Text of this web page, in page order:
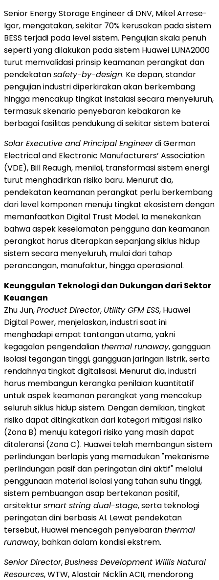
Senior Energy Storage Engineer di DNV, Mikel Arrese-
Igor, mengatakan, sekitar 70% kerusakan pada sistem
BESS terjadi pada level sistem. Pengujian skala penuh
seperti yang dilakukan pada sistem Huawei LUNA2000
turut memvalidasi prinsip keamanan perangkat dan
pendekatansafety-by-design. Ke depan, standar
pengujian industri diperkirakan akan berkembang
hingga mencakup tingkat instalasi secara menyeluruh,
termasuk skenario penyebaran kebakaran ke
berbagai fasilitas pendukung di sekitar sistem baterai.
Solar Executive and Principal Engineerdi German
Electrical and Electronic Manufacturers’ Association
(VDE), Bill Reaugh, menilai, transformasi sistem energi
turut menghadirkan risiko baru. Menurut dia,
pendekatan keamanan perangkat perlu berkembang
dari level komponen menuju tingkat ekosistem dengan
memanfaatkan Digital Trust Model. Ia menekankan
bahwa aspek keselamatan pengguna dan keamanan
perangkat harus diterapkan sepanjang siklus hidup
sistem secara menyeluruh, mulai dari tahap
perancangan, manufaktur, hingga operasional.
Keunggulan Teknologi dan Dukungan dari Sektor
Keuangan
Zhu Jun,Product Director, Utility GFM ESS, Huawei
Digital Power, menjelaskan, industri saat ini
menghadapi empat tantangan utama, yakni
kegagalan pengendalian thermal runaway, gangguan
isolasi tegangan tinggi, gangguan jaringan listrik, serta
rendahnya tingkat digitalisasi. Menurut dia, industri
harus membangun kerangka penilaian kuantitatif
untuk aspek keamanan perangkat yang mencakup
seluruh siklus hidup sistem. Dengan demikian, tingkat
risiko dapat ditingkatkan dari kategori mitigasi risiko
(Zona B) menuju kategori risiko yang masih dapat
ditoleransi (Zona C). Huawei telah membangun sistem
perlindungan berlapis yang memadukan "mekanisme
perlindungan pasif dan peringatan dini aktif" melalui
penggunaan material isolasi yang tahan suhu tinggi,
sistem pembuangan asap bertekanan positif,
arsitektursmart string dual-stage, serta teknologi
peringatan dini berbasis AI. Lewat pendekatan
tersebut, Huawei mencegah penyebaran thermal
runaway, bahkan dalam kondisi ekstrem.
Senior Director,Business Development Willis Natural
Resources, WTW, Alastair Nicklin ACII, mendorong